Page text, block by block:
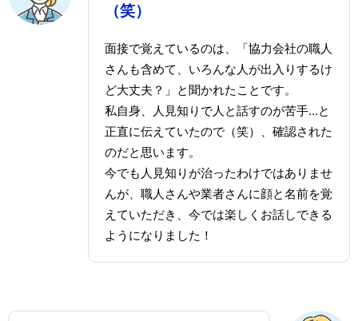
（笑）
面接で覚えているのは、「協力会社の職人
さんも含めて、いろんな人が出入りするけ
ど大丈夫？」と聞かれたことです。
私自身、人見知りで人と話すのが苦手...と
正直に伝えていたので（笑）、確認された
のだと思います。
今でも人見知りが治ったわけではありませ
んが、職人さんや業者さんに顔と名前を覚
えていただき、今では楽しくお話しできる
ようになりました！